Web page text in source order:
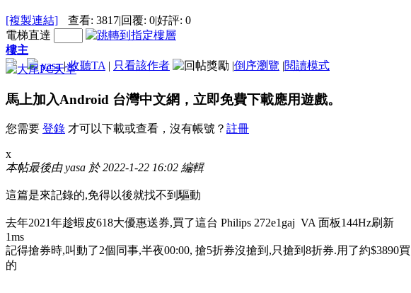
[複製連結] 查看: 3817|回覆: 0|好評: 0
電梯直達
樓主
yasa | 收聽TA | 只看該作者 |倒序瀏覽 |閱讀模式
馬上加入Android 台灣中文網，立即免費下載應用遊戲。
您需要 登錄 才可以下載或查看，沒有帳號？ 註冊
x
本帖最後由 yasa 於 2022-1-22 16:02 編輯
這篇是來記錄的,免得以後就找不到驅動
去年2021年趁蝦皮618大優惠送券,買了這台 Philips 272e1gaj VA 面板144Hz刷新
1ms
記得搶券時,叫動了2個同事,半夜00:00, 搶5折券沒搶到,只搶到8折券.用了約$3890買
的